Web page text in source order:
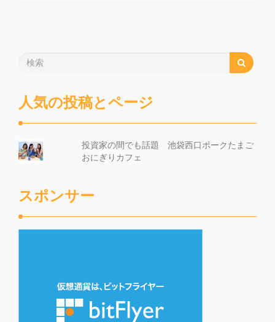
人気の投稿とページ
投資家の間でも話題 池袋西口ポークたまご
おにぎりカフェ
スポンサー